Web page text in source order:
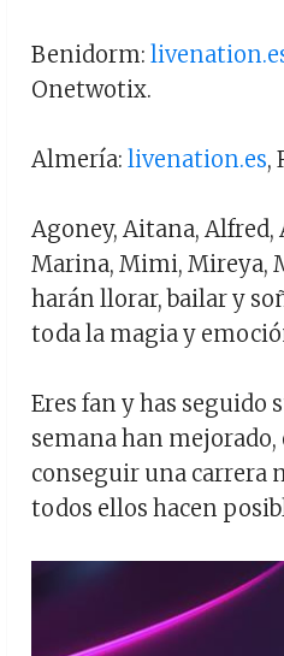
Benidorm:
Onetwotix.
Almería: livenation.es,
Agoney, Aitana, Alfred,
Marina, Mimi, Mireya,
harán llorar, bailar y
toda la magia y
Eres fan y has seguido
semana han
conseguir una carrera
todos ellos hacen